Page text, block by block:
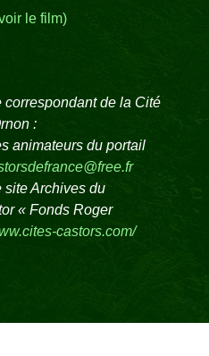
le film)
correspondant de la Cité
:
animateurs du portail
site Archives du
« Fonds Roger
castors.com/